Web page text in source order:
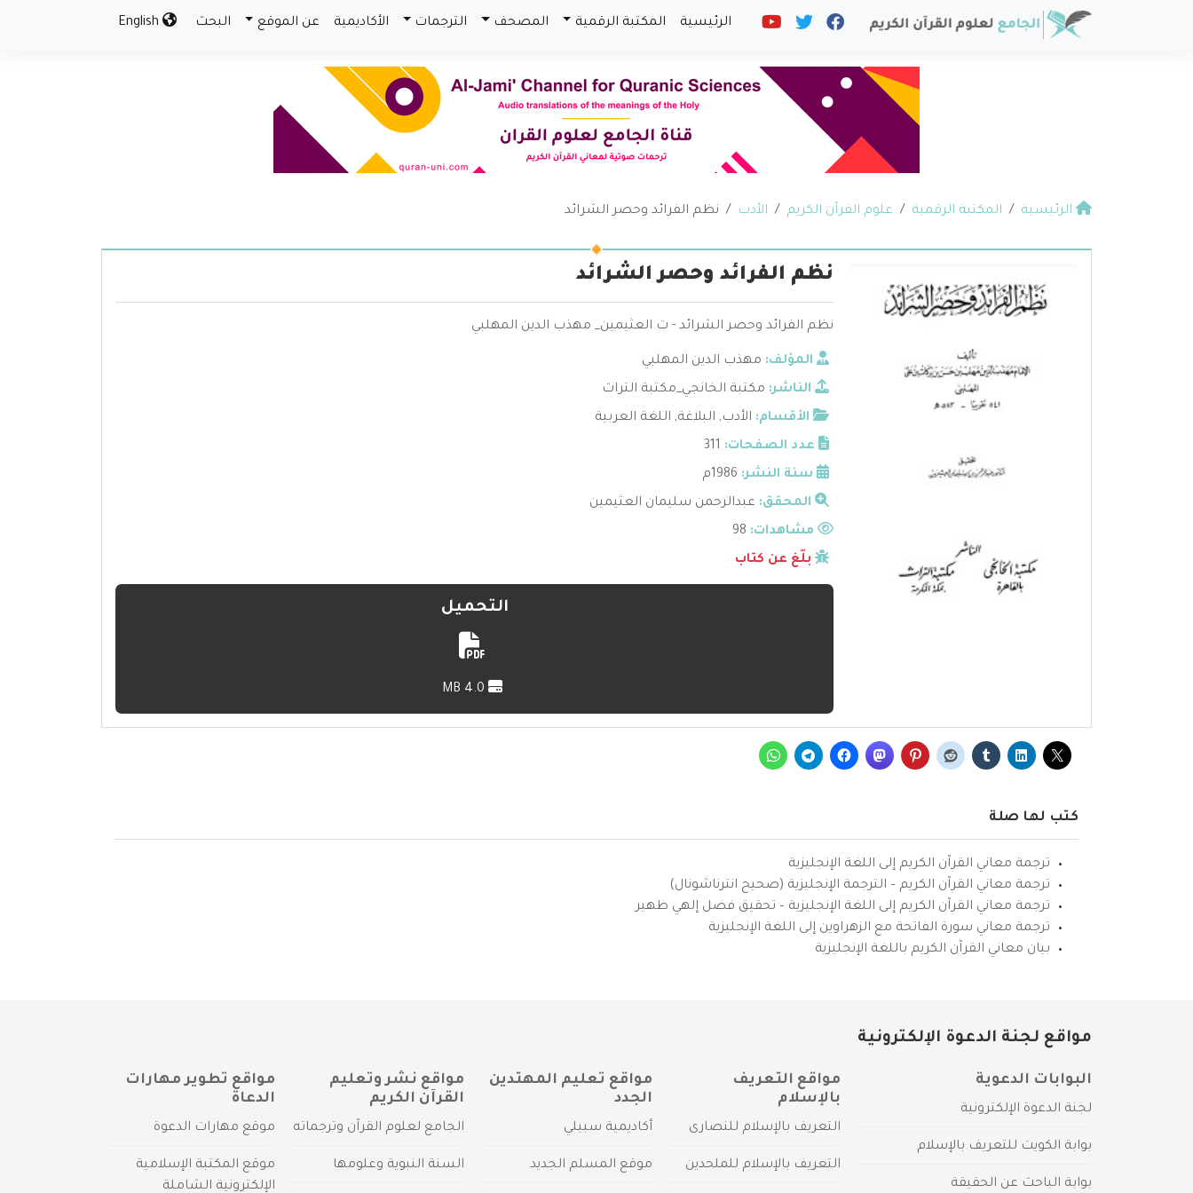
الرئيسية المكتبة الرقمية المصحف الترجمات الأكاديمية عن الموقع البحث
الرئيسية المكتبة الرقمية علوم القرآن الكريم الأدب نظم الفرائد وحصر الشرائد
نظم الفرائد وحصر الشرائد
نظم الفرائد وحصر الشرائد - ت العثيمين_ مهذب الدين المهلبي
المؤلف: مهذب الدين المهلبي
الناشر: مكتبة الخانجي_مكتبة التراث
الأقسام: الأدب, البلاغة, اللغة العربية
عدد الصفحات: 311
سنة النشر: 1986م
المحقق: عبدالرحمن سليمان العثيمين
مشاهدات:
بلّغ عن كتاب
التحميل
كتب لها صلة
ترجمة معاني القرآن الكريم إلى اللغة الإنجليزية
ترجمة معاني القرآن الكريم – الترجمة الإنجليزية (صحيح انترناشونال)
ترجمة معاني القرآن الكريم إلى اللغة الإنجليزية – تحقيق فضل إلهي ظهير
ترجمة معاني سورة الفاتحة مع الزهراوين إلى اللغة الإنجليزية
بيان معاني القرآن الكريم باللغة الإنجليزية
مواقع لجنة الدعوة الإلكترونية
البوابات الدعوية
لجنة الدعوة الإلكترونية
بوابة الكويت للتعريف بالإسلام
بوابة الباحث عن الحقيقة
مواقع التعريف
بالإسلام
التعريف بالإسلام للنصارى
التعريف بالإسلام للملحدين
مواقع تعليم المهتدين
الجدد
أكاديمية سبيلي
موقع المسلم الجديد
مواقع نشر وتعليم
القرآن الكريم
الجامع لعلوم القرآن وترجماته
السنة النبوية وعلومها
مواقع تطوير مهارات
الدعاة
موقع مهارات الدعوة
موقع المكتبة الإسلامية
الإلكترونية الشاملة